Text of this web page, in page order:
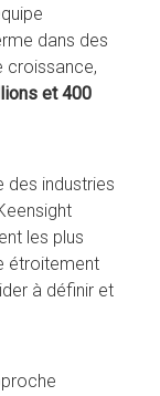
dans des
croissance,
et 400
des industries
les plus
étroitement
à définir et